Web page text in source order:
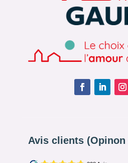
Avis clients (Opinon